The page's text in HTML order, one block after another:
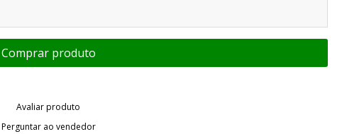
Avaliar produto
Perguntar ao vendedor